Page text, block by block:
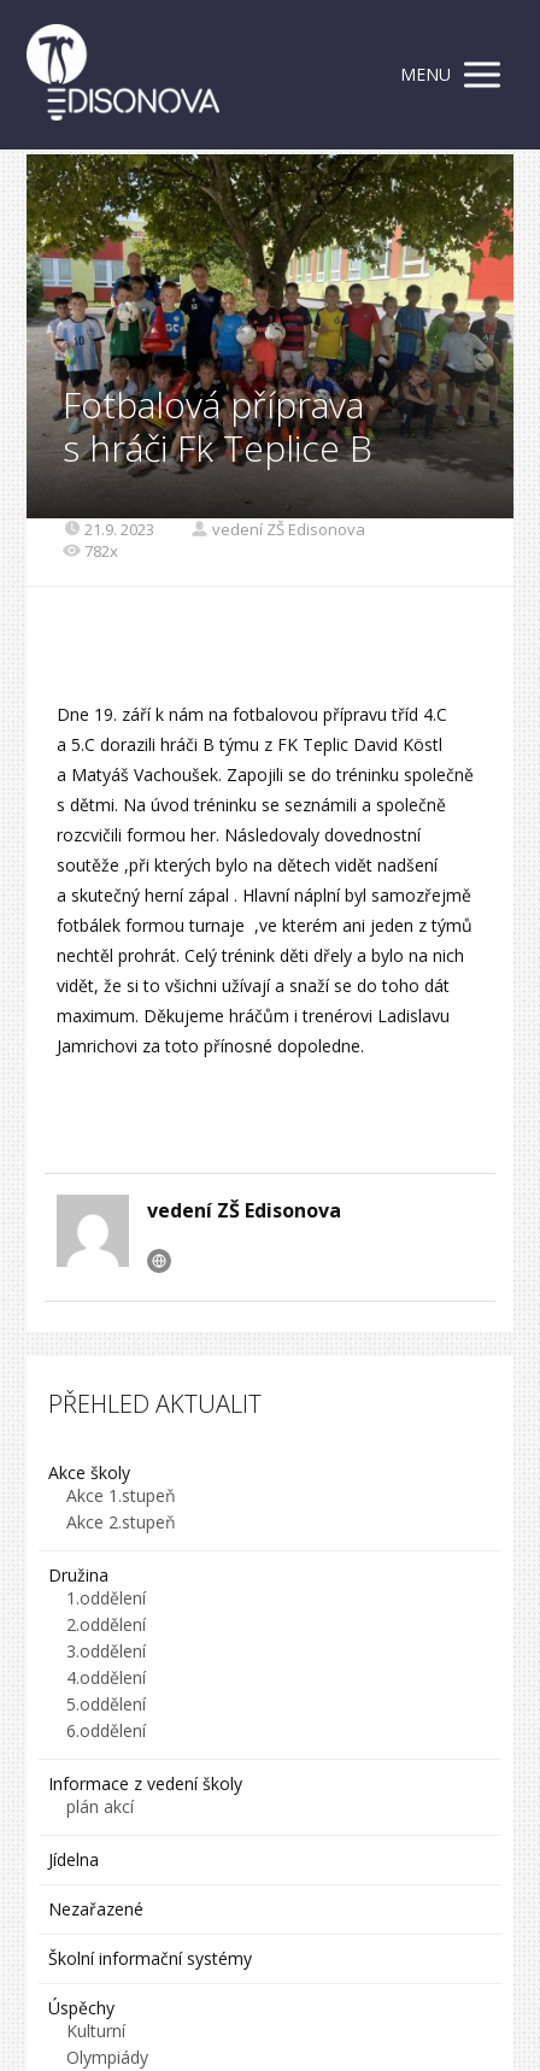
MENU
Fotbalová příprava
s hráči Fk Teplice B
21.9. 2023
vedení ZŠ Edisonova
782x
Dne 19. září k nám na fotbalovou přípravu tříd 4.C
a 5.C dorazili hráči B týmu z FK Teplic David Köstl
a Matyáš Vachoušek. Zapojili se do tréninku společně
s dětmi. Na úvod tréninku se seznámili a společně
rozcvičili formou her. Následovaly dovednostní
soutěže ,při kterých bylo na dětech vidět nadšení
a skutečný herní zápal . Hlavní náplní byl samozřejmě
fotbálek formou turnaje ,ve kterém ani jeden z týmů
nechtěl prohrát. Celý trénink děti dřely a bylo na nich
vidět, že si to všichni užívají a snaží se do toho dát
maximum. Děkujeme hráčům i trenérovi Ladislavu
Jamrichovi za toto přínosné dopoledne.
vedení ZŠ Edisonova
PŘEHLED AKTUALIT
Akce školy
Akce 1.stupeň
Akce 2.stupeň
Družina
1.oddělení
2.oddělení
3.oddělení
4.oddělení
5.oddělení
6.oddělení
Informace z vedení školy
plán akcí
Jídelna
Nezařazené
Školní informační systémy
Úspěchy
Kulturní
Olympiády